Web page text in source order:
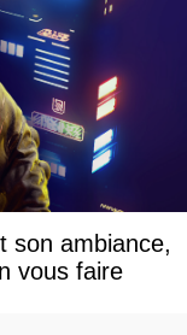
son ambiance,
vous faire